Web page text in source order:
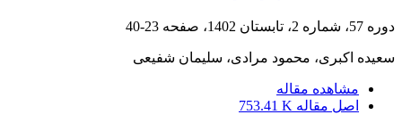
دوره 57، شماره 2، تابستان 1402، صفحه 23-40
سعیده اکبری، محمود مرادی، سلیمان شفیعی
مشاهده مقاله
اصل مقاله 753.41 K